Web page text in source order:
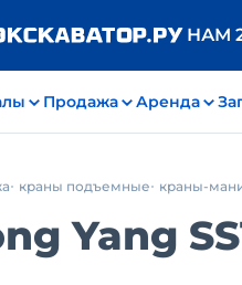
НАМ
Продажа Аренда
краны подъемные краны-
Yang